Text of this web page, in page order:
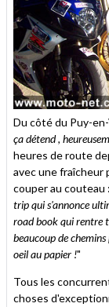
Du côté du Puy-en-
ça détend ,
heures de route
avec une fraîcheur
couper au couteau
trip qui s'annonce
road book qui rentre
beaucoup de
oeil au papier !"
Tous les
choses